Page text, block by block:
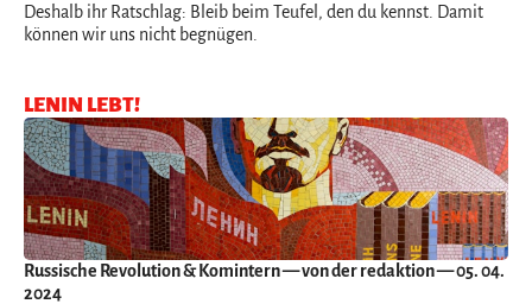
Deshalb ihr Ratschlag: Bleib beim Teufel, den du kennst. Damit
können wir uns nicht begnügen.
LENIN LEBT!
Russische Revolution & Komintern— von der redaktion — 05. 04.
2024